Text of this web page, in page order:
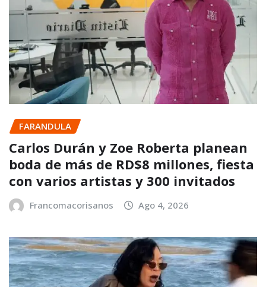
FARANDULA
Carlos Durán y Zoe Roberta planean
boda de más de RD$8 millones, fiesta
con varios artistas y 300 invitados
Francomacorisanos Ago 4, 2026